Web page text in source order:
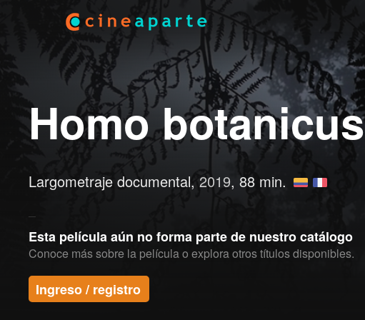
Homo botanicus
Largometraje documental, 2019, 88 min.
Esta película aún no forma parte de nuestro catálogo
Conoce más sobre la película o explora otros títulos disponibles.
Ingreso / registro